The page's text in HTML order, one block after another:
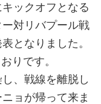
ックオフとなる
対リバプール戦
となりました。
りです。
、戦線を離脱し
ョが帰って来ま